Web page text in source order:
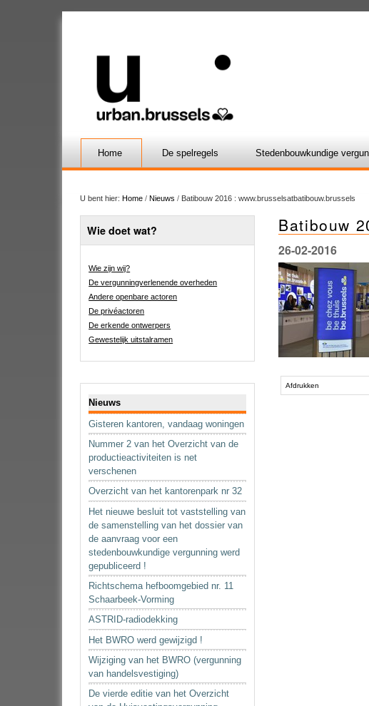
Home De spelregels Stedenbouwkundige
U bent hier: Home / Nieuws / Batibouw 2016 : www.brusselsatbatibouw.brussels
Wie doet wat?
Wie zijn wij?
De vergunningverlenende overheden
Andere openbare actoren
De privéactoren
De erkende ontwerpers
Gewestelijk uitstalramen
Nieuws
Gisteren kantoren, vandaag woningen
Nummer 2 van het Overzicht van de
productieactiviteiten is net
verschenen
Overzicht van het kantorenpark nr 32
Het nieuwe besluit tot vaststelling van
de samenstelling van het dossier van
de aanvraag voor een
stedenbouwkundige vergunning werd
gepubliceerd !
Richtschema hefboomgebied nr. 11
Schaarbeek-Vorming
ASTRID-radiodekking
Het BWRO werd gewijzigd !
Wijziging van het BWRO (vergunning
van handelsvestiging)
De vierde editie van het Overzicht
Batibouw
26-02-2016
Afdrukken